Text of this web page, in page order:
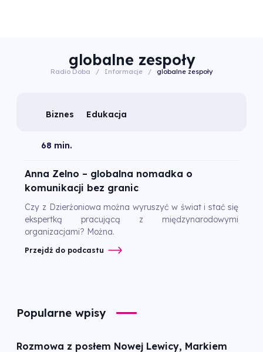
globalne zespoły
Radio Doba / Informacje / globalne zespoły
Biznes Edukacja
68 min.
Anna Zelno – globalna nomadka o
komunikacji bez granic
Czy z Dzierżoniowa można wyruszyć w świat i stać się
ekspertką pracującą z międzynarodowymi
organizacjami? Można.
Przejdź do podcastu
Popularne wpisy
Rozmowa z posłem Nowej Lewicy, Markiem